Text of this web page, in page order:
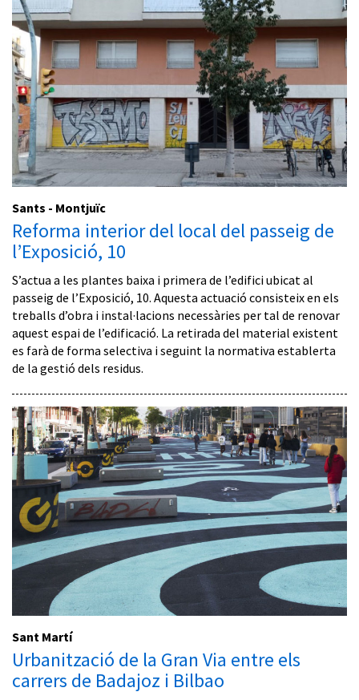
Sants - Montjuïc
Reforma interior del local del passeig de
l’Exposició, 10
S’actua a les plantes baixa i primera de l’edifici ubicat al
passeig de l’Exposició, 10. Aquesta actuació consisteix en els
treballs d’obra i instal·lacions necessàries per tal de renovar
aquest espai de l’edificació. La retirada del material existent
es farà de forma selectiva i seguint la normativa establerta
de la gestió dels residus.
Sant Martí
Urbanització de la Gran Via entre els
carrers de Badajoz i Bilbao